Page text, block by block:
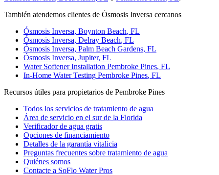
También atendemos clientes de Ósmosis Inversa cercanos
Ósmosis Inversa, Boynton Beach, FL
Ósmosis Inversa, Delray Beach, FL
Ósmosis Inversa, Palm Beach Gardens, FL
Ósmosis Inversa, Jupiter, FL
Water Softener Installation Pembroke Pines, FL
In-Home Water Testing Pembroke Pines, FL
Recursos útiles para propietarios de Pembroke Pines
Todos los servicios de tratamiento de agua
Área de servicio en el sur de la Florida
Verificador de agua gratis
Opciones de financiamiento
Detalles de la garantía vitalicia
Preguntas frecuentes sobre tratamiento de agua
Quiénes somos
Contacte a SoFlo Water Pros